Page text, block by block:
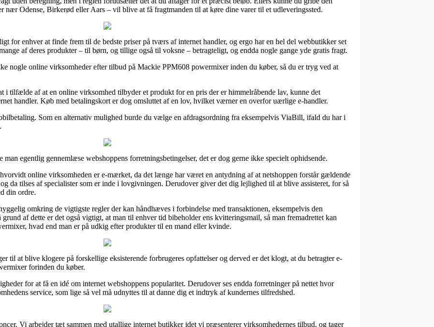
nær Odense, Birkerød eller Aars – vil blive at få fragtmanden til at køre dine varer til et udleveringssted.
for enhver at finde frem til de bedste priser på tværs af internet handler, og ergo har en hel del webbutikker set
af deres produkter – til børn, og tillige også til voksne – betragteligt, og endda nogle gange yde gratis fragt.
nogle online virksomheder efter tilbud på Mackie PPM608 powermixer inden du køber, så du er tryg ved at
i tilfælde af at en online virksomhed tilbyder et produkt for en pris der er himmelråbende lav, kunne det
handler. Køb med betalingskort er dog omsluttet af en lov, hvilket værner en overfor uærlige e-handler.
Som en alternativ mulighed burde du vælge en afdragsordning fra eksempelvis ViaBill, ifald du har i
egentlig gennemlæse webshoppens forretningsbetingelser, det er dog gerne ikke specielt ophidsende.
online virksomheden er e-mærket, da det længe har været en antydning af at netshoppen forstår gældende
da tilses af specialister som er inde i lovgivningen. Derudover giver det dig lejlighed til at blive assisteret, for så
din ordre.
omkring de vigtigste regler der kan håndhæves i forbindelse med transaktionen, eksempelvis den
af dette er det også vigtigt, at man til enhver tid bibeholder ens kvitteringsmail, så man fremadrettet kan
hvad end man er på udkig efter produkter til en mand eller kvinde.
til at blive klogere på forskellige eksisterende forbrugeres opfattelser og derved er det klogt, at du betragter e-
forinden du køber.
for at få en idé om internet webshoppens popularitet. Derudover ses endda forretninger på nettet hvor
service, som lige så vel må udnyttes til at danne dig et indtryk af kundernes tilfredshed.
Vi arbejder tæt sammen med utallige internet butikker idet vi præsenterer virksomhedernes tilbud, og tager